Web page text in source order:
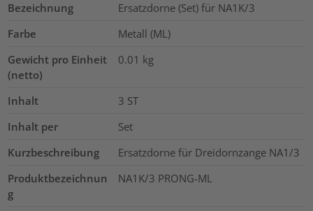
Bezeichnung
Ersatzdorne (Set) für NA1K/3
Farbe
Metall (ML)
Gewicht pro Einheit
(netto)
0.01 kg
Inhalt 3 ST
Inhalt per
Set
Kurzbeschreibung
Ersatzdorne für Dreidornzange NA1/3
Produktbezeichnun
g
NA1K/3 PRONG-ML